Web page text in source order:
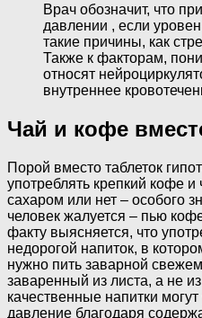
Врач обозначит, что
давлении , если
такие причины, как
Также к факторам,
относят
внутреннее
Чай и кофе
Порой вместо таблеток
употреблять крепкий кофе
сахаром или нет – особого
человек жалуется – пью
факту выясняется, что
недорогой напиток, в
нужно пить заварной
заваренный из листа, а не
качественные напитки
давление благодаря